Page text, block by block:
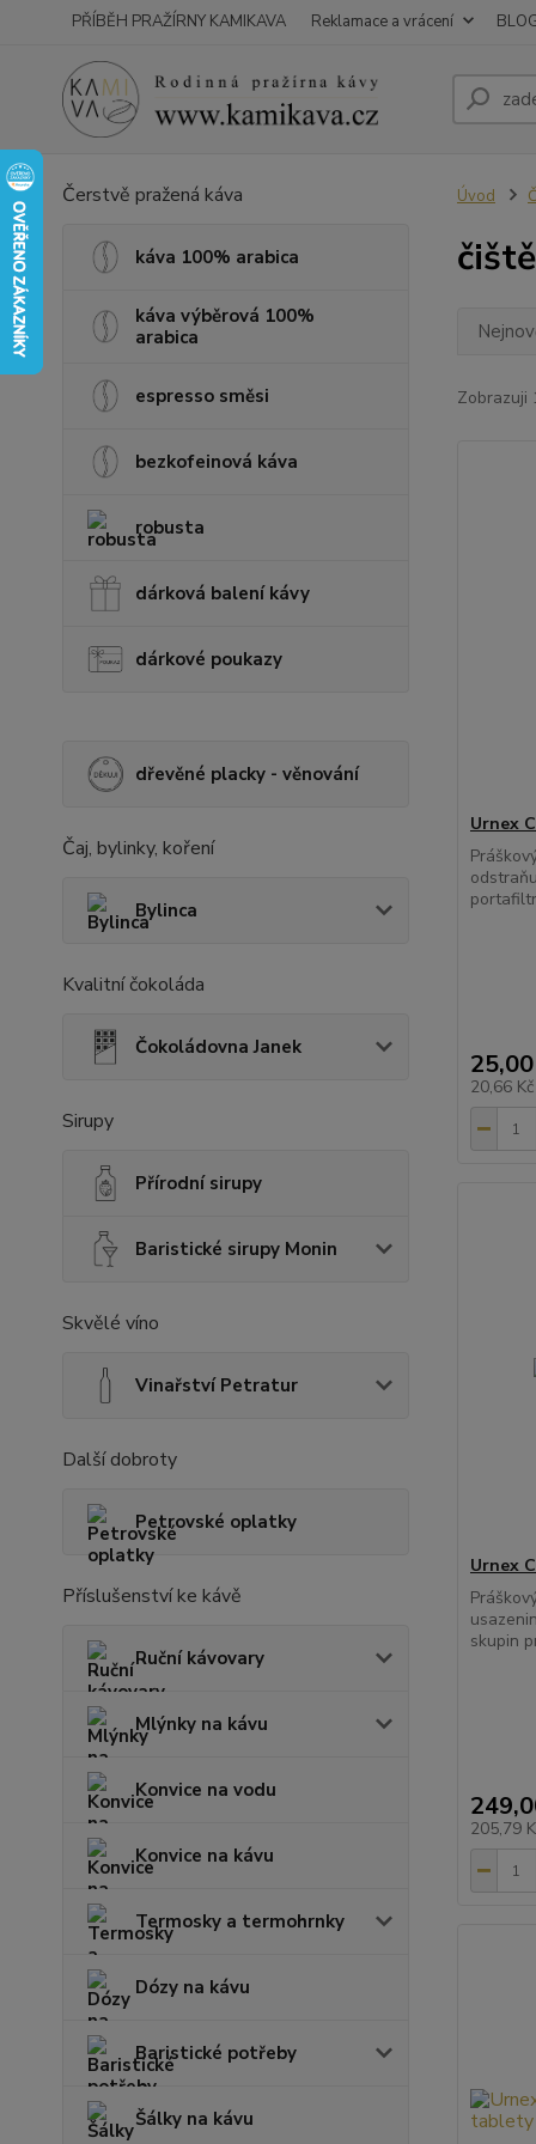
PŘÍBĚH PRAŽÍRNY KAMIKAVA Reklamace a vrácení
Čerstvě pražená káva
káva 100% arabica
káva výběrová 100%
arabica
espresso směsi
bezkofeinová káva
robusta
dárková balení kávy
dárkové poukazy
dřevěné placky - věnování
Čaj, bylinky, koření
Bylinca
Kvalitní čokoláda
Čokoládovna Janek
Sirupy
Přírodní sirupy
Baristické sirupy Monin
Skvělé víno
Vinařství Petratur
Další dobroty
Petrovské oplatky
Příslušenství ke kávě
Ruční kávovary
Mlýnky na kávu
Konvice na vodu
Konvice na kávu
Termosky a termohrnky
Dózy na kávu
Baristické potřeby
Šálky na kávu
Úvod
Zobrazuji
Urnex
20,66 Kč
Urnex
skupin
205,79